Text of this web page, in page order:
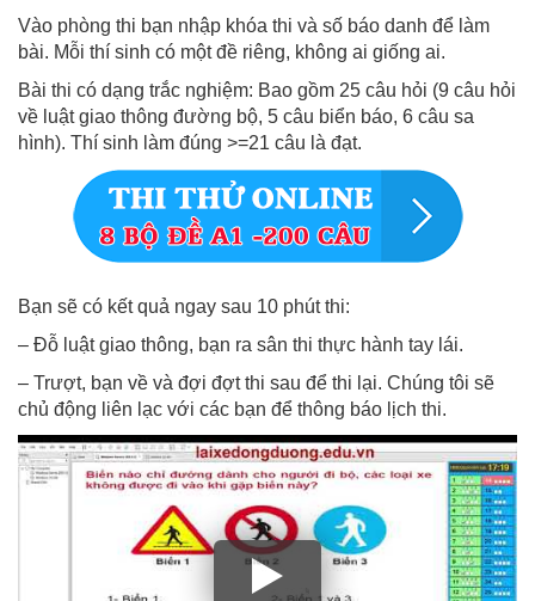
Vào phòng thi bạn nhập khóa thi và số báo danh để làm
bài. Mỗi thí sinh có một đề riêng, không ai giống ai.
Bài thi có dạng trắc nghiệm: Bao gồm 25 câu hỏi (9 câu hỏi
về luật giao thông đường bộ, 5 câu biển báo, 6 câu sa
hình). Thí sinh làm đúng >=21 câu là đạt.
Bạn sẽ có kết quả ngay sau 10 phút thi:
– Đỗ luật giao thông, bạn ra sân thi thực hành tay lái.
– Trượt, bạn về và đợi đợt thi sau để thi lại. Chúng tôi sẽ
chủ động liên lạc với các bạn để thông báo lịch thi.